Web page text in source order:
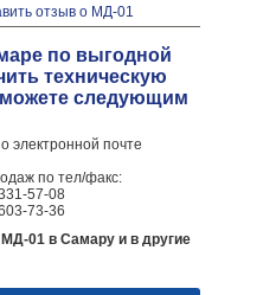
отзыв о МД-01
по выгодной
техническую
следующим
электронной почте
по тел/факс:
57-08
73-36
01 в Самару и в другие